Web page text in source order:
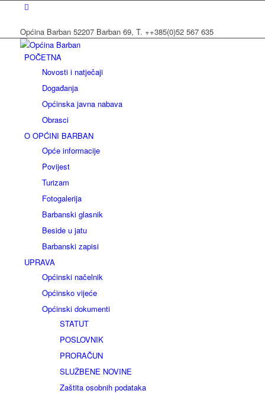
Općina Barban 52207 Barban 69, T. ++385(0)52 567 635
POČETNA
Novosti i natječaji
Događanja
Općinska javna nabava
Obrasci
O OPĆINI BARBAN
Opće informacije
Povijest
Turizam
Fotogalerija
Barbanski glasnik
Beside u jatu
Barbanski zapisi
UPRAVA
Općinski načelnik
Općinsko vijeće
Općinski dokumenti
STATUT
POSLOVNIK
PRORAČUN
SLUŽBENE NOVINE
Zaštita osobnih podataka